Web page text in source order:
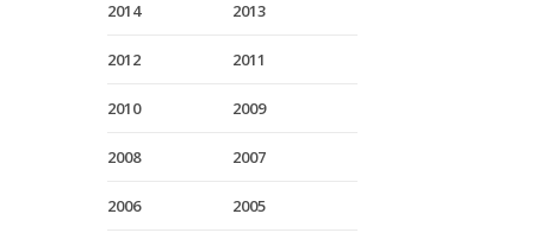
2014 2013
2012 2011
2010 2009
2008 2007
2006 2005